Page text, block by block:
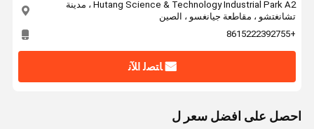
Hutang Science & Technology Industrial Park A2 ، مدينة
تشانغتشو ، مقاطعة جيانغسو ، الصين
+8615222392755
ﺎﺘﺼﻟ ﺍﻶﻧ
احصل على افضل سعر ل